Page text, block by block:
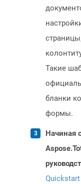
Такие
бланки
формы.
Начиная
Quickstart